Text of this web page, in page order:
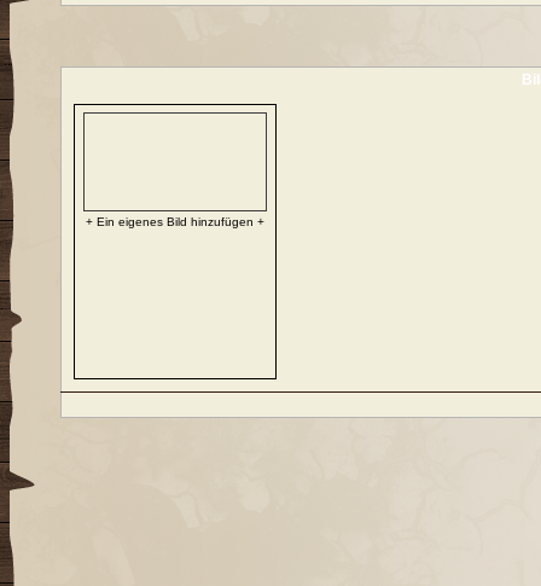
+ Ein eigenes Bild hinzufügen +